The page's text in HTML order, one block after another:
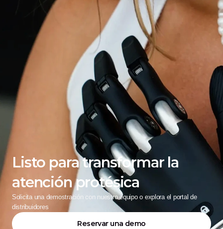
Listo para transformar la
atención protésica
Solicita una demostración con nuestro equipo o explora el portal de
distribuidores
Reservar una demo